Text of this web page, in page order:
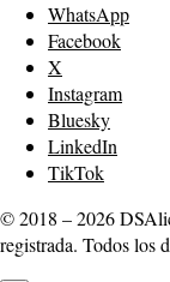
WhatsApp
Facebook
X
Instagram
Bluesky
LinkedIn
TikTok
© 2018 – 2026
registrada. Todos los